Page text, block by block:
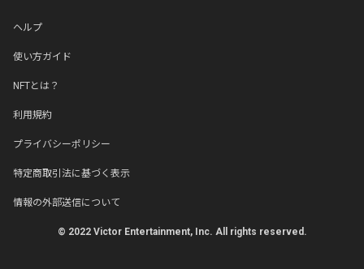
ヘルプ
使い方ガイド
NFTとは？
利用規約
プライバシーポリシー
特定商取引法に基づく表示
情報の外部送信について
© 2022 Victor Entertainment, Inc. All rights reserved.